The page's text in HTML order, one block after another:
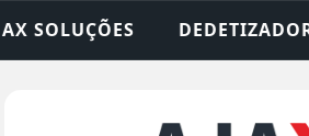
• DESENTUPIDORA •